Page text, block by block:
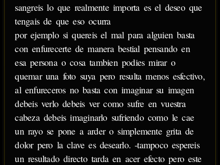
sangreis lo que realmente importa es el deseo que
tengais de que eso ocurra
por ejemplo si quereis el mal para alguien basta
con enfurecerte de manera bestial pensando en
esa persona o cosa tambien podies mirar o
quemar una foto suya pero resulta menos esfectivo,
al enfureceros no basta con imaginar su imagen
debeis verlo debeis ver como sufre en vuestra
cabeza debeis imaginarlo sufriendo como le cae
un rayo se pone a arder o simplemente grita de
dolor pero la clave es desearlo. -tampoco espereis
un resultado directo tarda en acer efecto pero este